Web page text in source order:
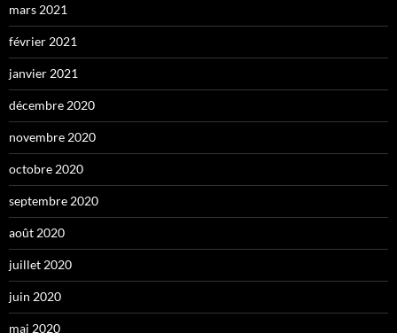
mars 2021
février 2021
janvier 2021
décembre 2020
novembre 2020
octobre 2020
septembre 2020
août 2020
juillet 2020
juin 2020
mai 2020